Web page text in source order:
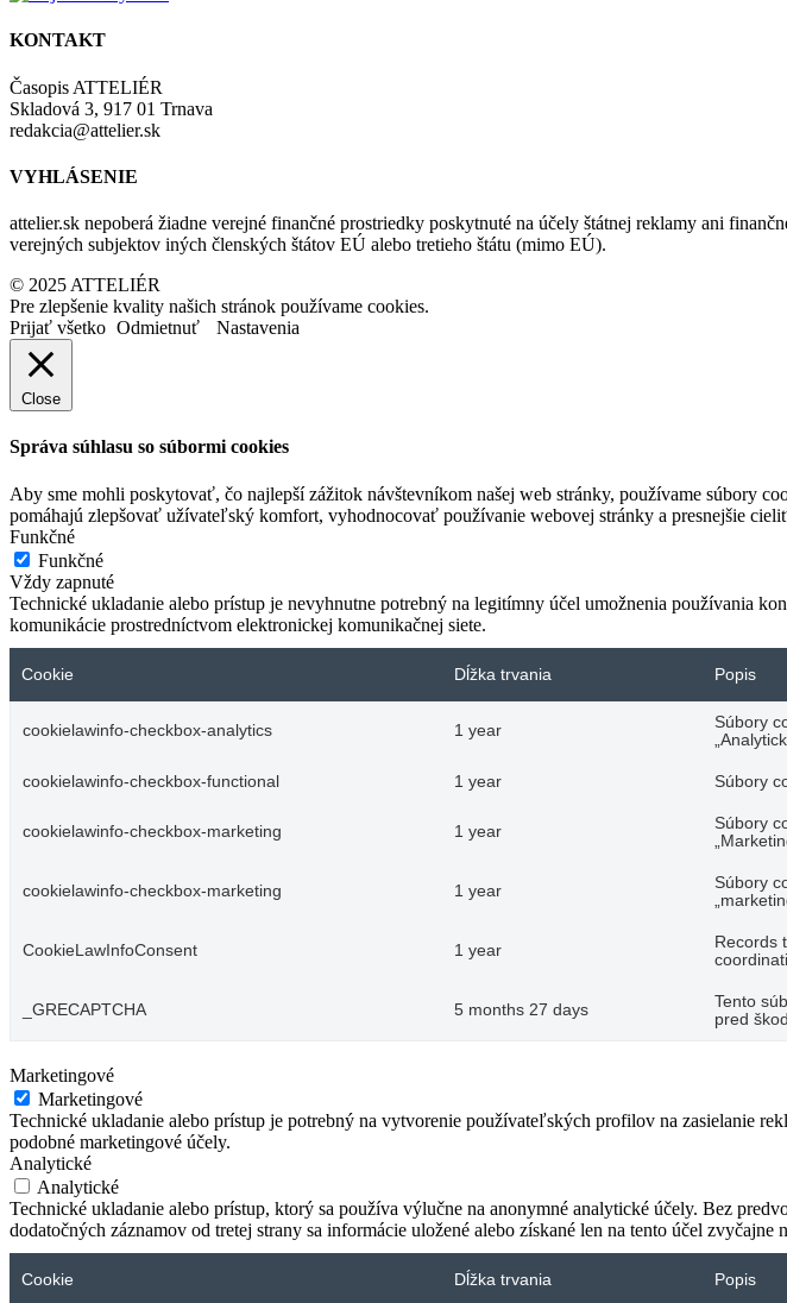
KONTAKT
Časopis ATTELIÉR
Skladová 3, 917 01 Trnava
redakcia@attelier.sk
VYHLÁSENIE
attelier.sk nepoberá žiadne verejné finančné prostriedky poskytnuté na účely štátnej reklamy ani
verejných subjektov iných členských štátov EÚ alebo tretieho štátu (mimo EÚ).
© 2025 ATTELIÉR
Pre zlepšenie kvality našich stránok používame cookies.
Prijať všetko Odmietnuť Nastavenia
Close
Správa súhlasu so súbormi cookies
Aby sme mohli poskytovať, čo najlepší zážitok návštevníkom našej web stránky, používame súbory
pomáhajú zlepšovať užívateľský komfort, vyhodnocovať používanie webovej stránky a presnejšie
Funkčné
Funkčné
Vždy zapnuté
Technické ukladanie alebo prístup je nevyhnutne potrebný na legitímny účel umožnenia používania
komunikácie prostredníctvom elektronickej komunikačnej siete.
Cookie Dĺžka trvania Popis
cookielawinfo-checkbox-analytics 1 year
Súbory
cookielawinfo-checkbox-functional 1 year Súbory
cookielawinfo-checkbox-marketing 1 year
Súbory
cookielawinfo-checkbox-marketing 1 year
Súbory
CookieLawInfoConsent 1 year
Records
_GRECAPTCHA 5 months 27 days
Tento
pred
Marketingové
Marketingové
Technické ukladanie alebo prístup je potrebný na vytvorenie používateľských profilov na zasielanie
podobné marketingové účely.
Analytické
Analytické
Technické ukladanie alebo prístup, ktorý sa používa výlučne na anonymné analytické účely. Bez
dodatočných záznamov od tretej strany sa informácie uložené alebo získané len na tento účel
Cookie Dĺžka trvania Popis